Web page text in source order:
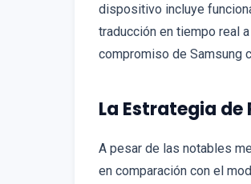
dispositivo incluye
traducción en tiempo real
compromiso de Samsung
La Estrategia de
A pesar de las notables
en comparación con el